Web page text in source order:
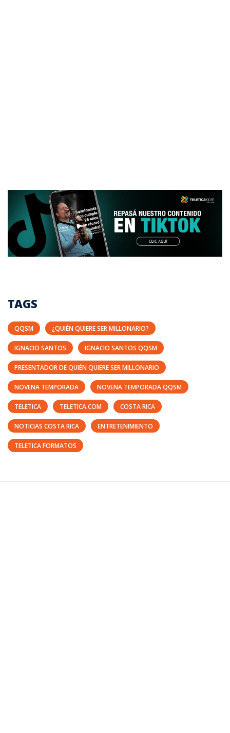
TAGS
QQSM ¿QUIÉN QUIERE SER MILLONARIO?
IGNACIO SANTOS IGNACIO SANTOS QQSM
PRESENTADOR DE QUIÉN QUIERE SER MILLONARIO
NOVENA TEMPORADA NOVENA TEMPORADA QQSM
TELETICA TELETICA.COM COSTA RICA
NOTICIAS COSTA RICA ENTRETENIMIENTO
TELETICA FORMATOS